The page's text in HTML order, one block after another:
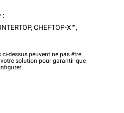
:
, CHEFTOP-X™,
dessus peuvent ne pas être
solution pour garantir que